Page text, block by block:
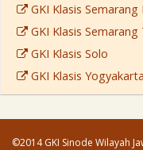
GKI Klasis
GKI Klasis
GKI Klasis Solo
GKI Klasis Yogyakarta
©2014 GKI Sinode Wilayah